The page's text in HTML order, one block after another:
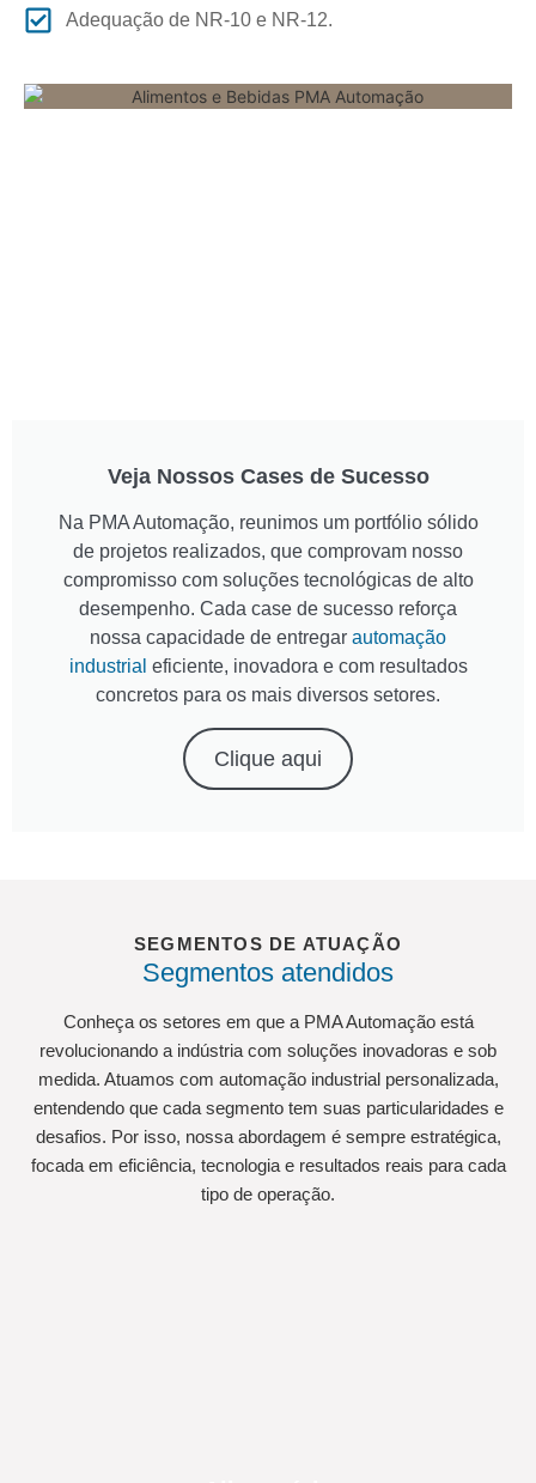
Adequação de NR-10 e NR-12.
Veja Nossos Cases de Sucesso
Na PMA Automação, reunimos um portfólio sólido
de projetos realizados, que comprovam nosso
compromisso com soluções tecnológicas de alto
desempenho. Cada case de sucesso reforça
nossa capacidade de entregar automação
industrial eficiente, inovadora e com resultados
concretos para os mais diversos setores.
Clique aqui
SEGMENTOS DE ATUAÇÃO
Segmentos atendidos
Conheça os setores em que a PMA Automação está
revolucionando a indústria com soluções inovadoras e sob
medida. Atuamos com automação industrial personalizada,
entendendo que cada segmento tem suas particularidades e
desafios. Por isso, nossa abordagem é sempre estratégica,
focada em eficiência, tecnologia e resultados reais para cada
tipo de operação.